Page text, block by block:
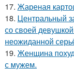
17. Жареная
18. Центральный
со своей
неожиданной
19. Женщина
с мужем.